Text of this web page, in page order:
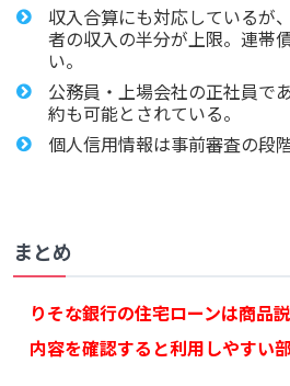
収入合算にも対応しているが
者の収入の半分が上限。連帯
い。
公務員・上場会社の正社員で
約も可能とされている。
個人信用情報は事前審査の段
まとめ
りそな銀行の住宅ローンは商品
内容を確認すると利用しやすい